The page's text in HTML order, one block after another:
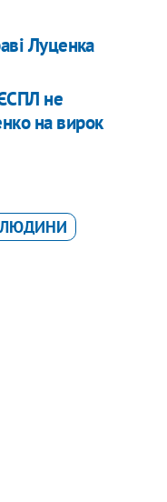
Луценка
не
на вирок
ЛЮДИНИ